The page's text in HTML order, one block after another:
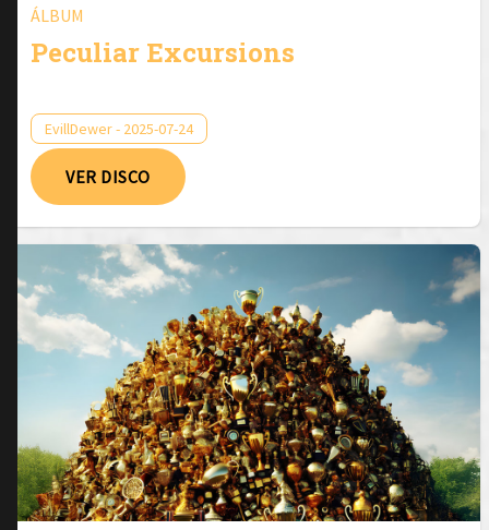
ÁLBUM
Peculiar Excursions
EvillDewer - 2025-07-24
VER DISCO